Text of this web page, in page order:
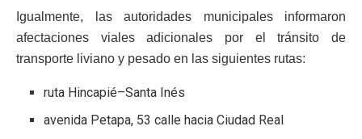
Igualmente, las autoridades municipales informaron
afectaciones viales adicionales por el tránsito de
transporte liviano y pesado en las siguientes rutas:
ruta Hincapié–Santa Inés
avenida Petapa, 53 calle hacia Ciudad Real